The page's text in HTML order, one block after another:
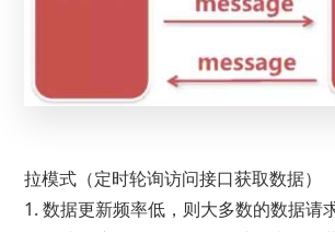
拉模式（定时轮询访问接口获取数据）
1. 数据更新频率低，则大多数的数据请